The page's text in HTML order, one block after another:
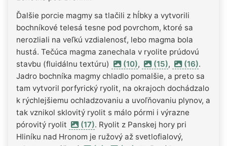
Ďalšie porcie magmy sa tlačili z hĺbky a vytvorili
bochníkové telesá tesne pod povrchom, ktoré sa
nerozliali na veľkú vzdialenosť, lebo magma bola
hustá. Tečúca magma zanechala v ryolite prúdovú
stavbu (fluidálnu textúru)
(10), (15), (16).
Jadro bochníka magmy chladlo pomalšie, a preto sa
tam vytvoril porfyrický ryolit, na okrajoch dochádzalo
k rýchlejšiemu ochladzovaniu a uvoľňovaniu plynov, a
tak vznikol sklovitý ryolit s málo pórmi i výrazne
pórovitý ryolit
(17). Ryolit z Panskej hory pri
Hliníku nad Hronom je ružový až svetlofialový,